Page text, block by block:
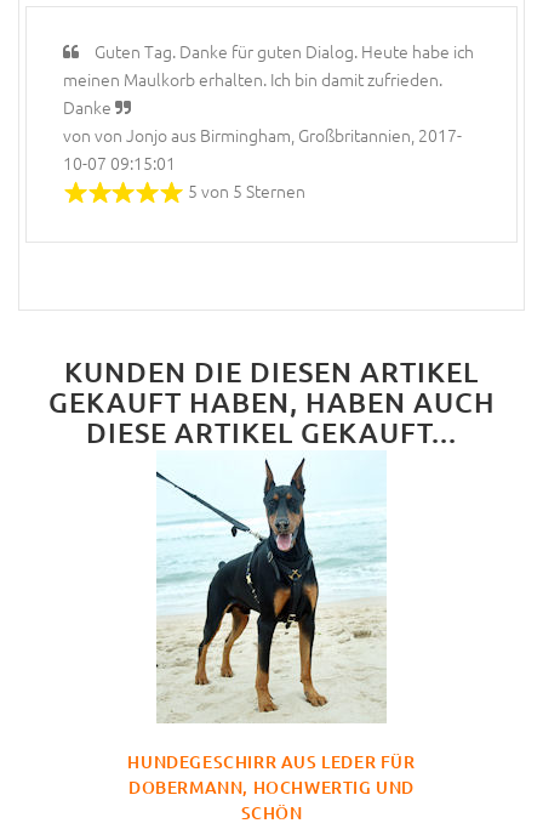
Guten Tag. Danke für guten Dialog. Heute habe ich
meinen Maulkorb erhalten. Ich bin damit zufrieden.
Danke
von von Jonjo aus Birmingham, Großbritannien, 2017-
10-07 09:15:01
5 von 5 Sternen
KUNDEN DIE DIESEN ARTIKEL
GEKAUFT HABEN, HABEN AUCH
DIESE ARTIKEL GEKAUFT...
HUNDEGESCHIRR AUS LEDER FÜR
DOBERMANN, HOCHWERTIG UND
SCHÖN